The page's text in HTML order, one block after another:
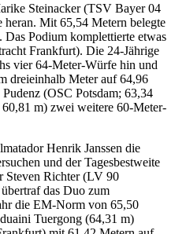
Steinacker (TSV Bayer 04
heran. Mit 65,54 Metern belegte
Podium komplettierte etwas
Frankfurt). Die 24-Jährige
vier 64-Meter-Würfe hin und
dreieinhalb Meter auf 64,96
(OSC Potsdam; 63,34
m) zwei weitere 60-Meter-
Henrik Janssen die
und der Tagesbestweite
Steven Richter (LV 90
das Duo zum
die EM-Norm von 65,50
Tuergong (64,31 m)